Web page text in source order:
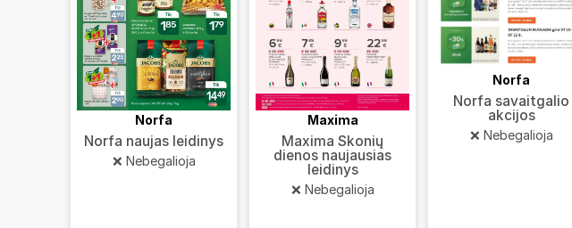
Norfa
Norfa naujas leidinys
❌ Nebegalioja
Maxima
Maxima Skonių
dienos naujausias
leidinys
❌ Nebegalioja
Norfa
Norfa savaitgalio
akcijos
❌ Nebegalioja